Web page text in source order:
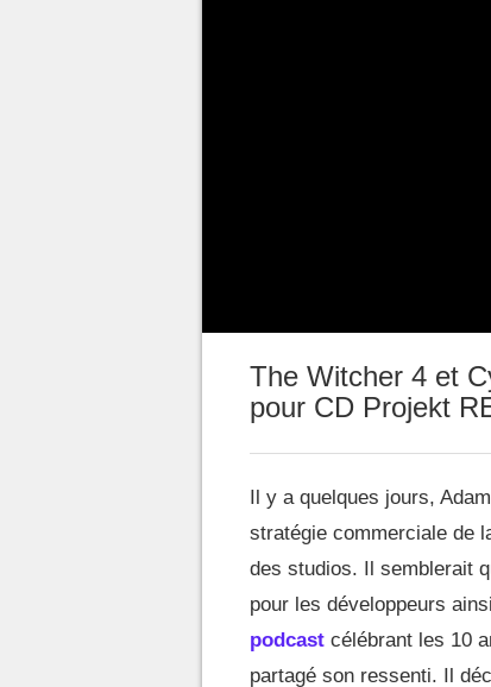
The Witcher 4 et
pour CD Projekt
Il y a quelques jours,
stratégie commerciale de
des studios. Il semblerait
pour les développeurs
podcast célébrant les 10
partagé son ressenti. Il